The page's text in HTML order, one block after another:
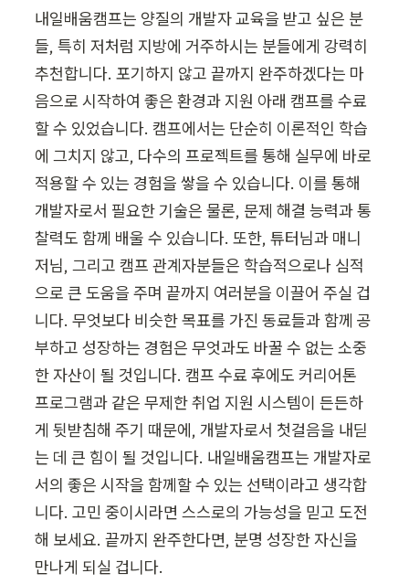
내일배움캠프는 양질의 개발자 교육을 받고 싶은 분
들, 특히 저처럼 지방에 거주하시는 분들에게 강력히
추천합니다. 포기하지 않고 끝까지 완주하겠다는 마
음으로 시작하여 좋은 환경과 지원 아래 캠프를 수료
할 수 있었습니다. 캠프에서는 단순히 이론적인 학습
에 그치지 않고, 다수의 프로젝트를 통해 실무에 바로
적용할 수 있는 경험을 쌓을 수 있습니다. 이를 통해
개발자로서 필요한 기술은 물론, 문제 해결 능력과 통
찰력도 함께 배울 수 있습니다. 또한, 튜터님과 매니
저님, 그리고 캠프 관계자분들은 학습적으로나 심적
으로 큰 도움을 주며 끝까지 여러분을 이끌어 주실 겁
니다. 무엇보다 비슷한 목표를 가진 동료들과 함께 공
부하고 성장하는 경험은 무엇과도 바꿀 수 없는 소중
한 자산이 될 것입니다. 캠프 수료 후에도 커리어톤
프로그램과 같은 무제한 취업 지원 시스템이 든든하
게 뒷받침해 주기 때문에, 개발자로서 첫걸음을 내딛
는 데 큰 힘이 될 것입니다. 내일배움캠프는 개발자로
서의 좋은 시작을 함께할 수 있는 선택이라고 생각합
니다. 고민 중이시라면 스스로의 가능성을 믿고 도전
해 보세요. 끝까지 완주한다면, 분명 성장한 자신을
만나게 되실 겁니다.